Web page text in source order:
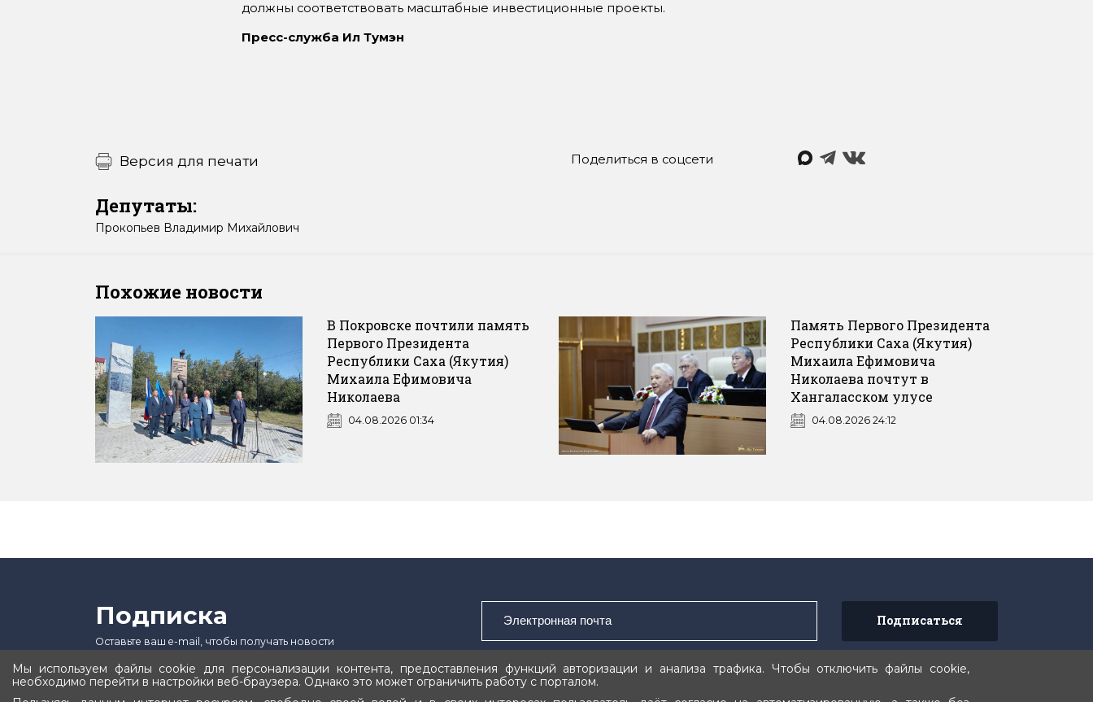
должны соответствовать масштабные инвестиционные проекты.
Пресс-служба Ил Тумэн
Версия для печати Поделиться в соцсети
Депутаты:
Прокопьев Владимир Михайлович
Похожие новости
В Покровске почтили память
Первого Президента
Республики Саха (Якутия)
Михаила Ефимовича
Николаева
04.08.2026 01:34
Память Первого Президента
Республики Саха (Якутия)
Михаила Ефимовича
Николаева почтут в
Хангаласском улусе
04.08.2026 24:12
Подписка
Оставьте ваш e-mail, чтобы получать новости
Подписаться
Мы используем файлы cookie для персонализации контента, предоставления функций авторизации и анализа трафика. Чтобы отключить файлы cookie,
необходимо перейти в настройки веб-браузера. Однако это может ограничить работу с порталом.